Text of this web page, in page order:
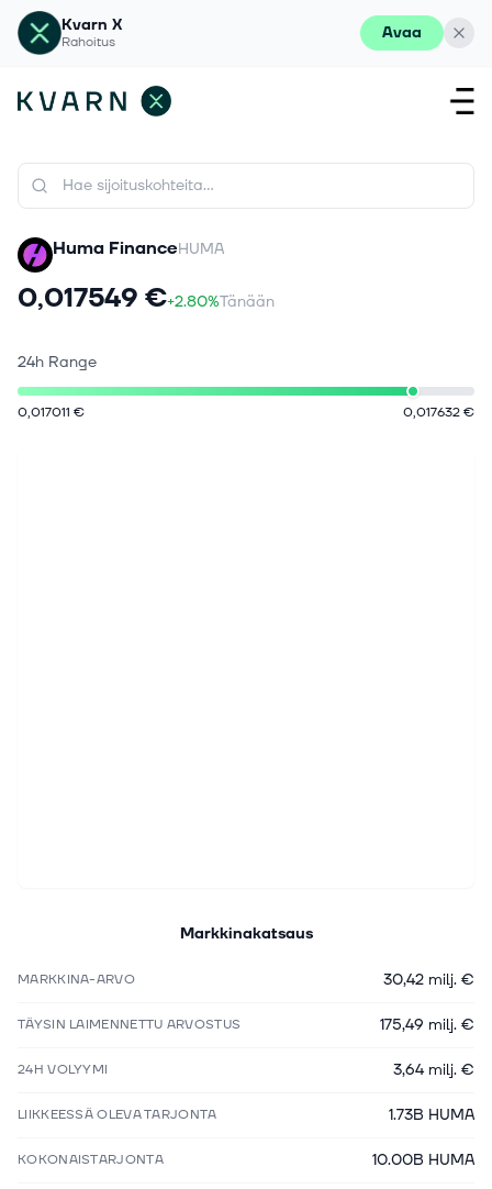
Kvarn X
Rahoitus Avaa
Huma FinanceHUMA
0,017549 €+2.80%Tänään
24h Range
0,017011 € 0,017632 €
Markkinakatsaus
MARKKINA-ARVO 30,42 milj. €
TÄYSIN LAIMENNETTU ARVOSTUS 175,49 milj. €
24H VOLYYMI 3,64 milj. €
LIIKKEESSÄ OLEVA TARJONTA 1.73B HUMA
KOKONAISTARJONTA 10.00B HUMA